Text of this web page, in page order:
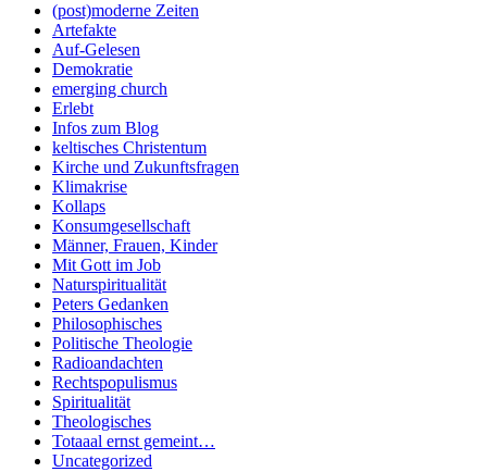
(post)moderne Zeiten
Artefakte
Auf-Gelesen
Demokratie
emerging church
Erlebt
Infos zum Blog
keltisches Christentum
Kirche und Zukunftsfragen
Klimakrise
Kollaps
Konsumgesellschaft
Männer, Frauen, Kinder
Mit Gott im Job
Naturspiritualität
Peters Gedanken
Philosophisches
Politische Theologie
Radioandachten
Rechtspopulismus
Spiritualität
Theologisches
Totaaal ernst gemeint…
Uncategorized